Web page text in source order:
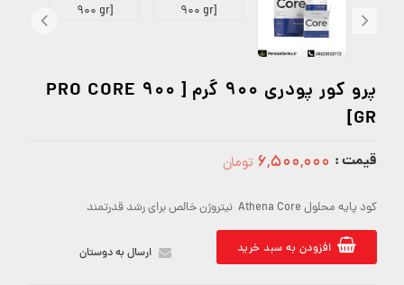
پرو کور پودری 900 گرم [ PRO CORE 900
GR]
قیمت : ۶,۵۰۰,۰۰۰ تومان
کود پایه محلول Athena Core نیتروژن خالص برای رشد قدرتمند
افزودن به سبد خرید ارسال به دوستان